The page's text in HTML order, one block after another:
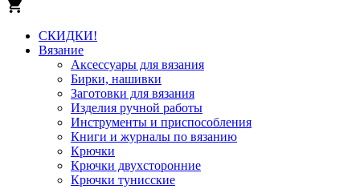
СКИДКИ!
Вязание
Аксессуары для вязания
Бирки, нашивки
Заготовки для вязания
Изделия ручной работы
Инструменты и приспособления
Книги и журналы по вязанию
Крючки
Крючки двухсторонние
Крючки тунисские